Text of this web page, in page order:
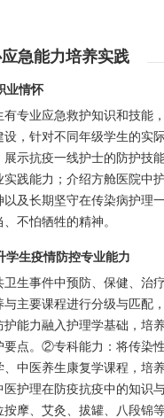
急能力培养实践
业情怀
专业应急救护知识和技能
，针对不同年级学生的
示抗疫一线护士的防护技
践能力；介绍方舱医院中
及长期坚守在传染病护
不怕牺牲的精神。
生疫情防控专业能力
生事件中预防、保健、
主要课程进行分级与匹
能力融入护理学基础，
点。②专科能力：将传染
中医养生康复学课程，
护理在防疫抗疫中的知
摩、艾灸、拔罐、八段